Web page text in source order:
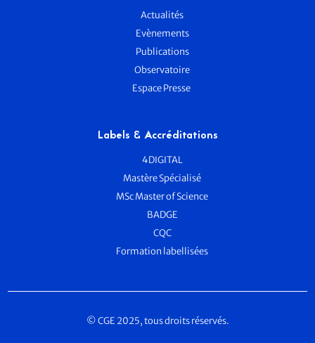
Actualités
Evènements
Publications
Observatoire
Espace Presse
Labels & Accréditations
4DIGITAL
Mastère Spécialisé
MSc Master of Science
BADGE
CQC
Formation labellisées
© CGE 2025, tous droits réservés.